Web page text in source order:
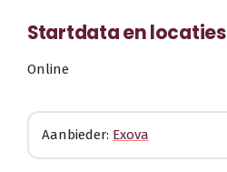
Startdata en locaties
Online
Aanbieder: Exova